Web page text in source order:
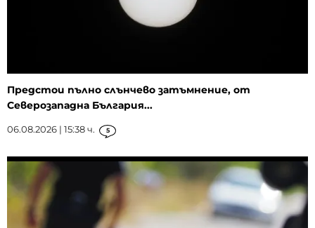
Предстои пълно слънчево затъмнение, от
Северозападна България...
06.08.2026 | 15:38 ч. 5